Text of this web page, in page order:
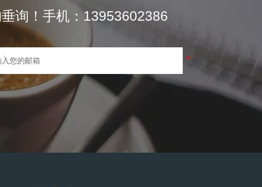
询！手机：13953602386